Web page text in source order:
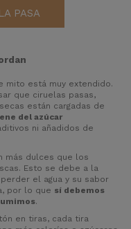
PASA
mito está muy extendido.
que ciruelas pasas,
están cargadas de
del azúcar
ni añadidos de
más dulces que los
Esto se debe a la
el agua y su sabor
por lo que sí debemos
.
en tiras, cada tira